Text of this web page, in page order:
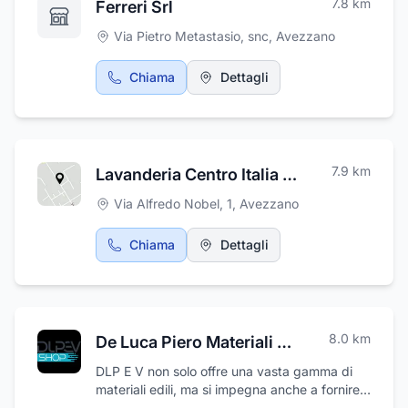
Ferreri Srl 7.8 km
Via Pietro Metastasio, snc, Avezzano
Chiama Dettagli
Lavanderia Centro Italia Service S.r.l.s. 7.9 km
Via Alfredo Nobel, 1, Avezzano
Chiama Dettagli
De Luca Piero Materiali da Costruzione 8.0 km
DLP E V non solo offre una vasta gamma di
materiali edili, ma si impegna anche a fornire